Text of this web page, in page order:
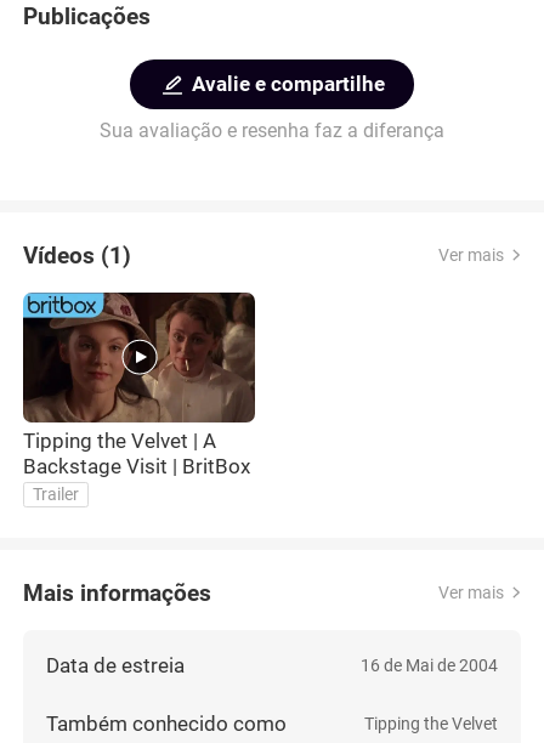
Publicações
Avalie e compartilhe
Sua avaliação e resenha faz a diferança
Vídeos (1) Ver mais
Tipping the Velvet | A
Backstage Visit | BritBox
Trailer
Mais informações Ver mais
Data de estreia 16 de Mai de 2004
Também conhecido como Tipping the Velvet